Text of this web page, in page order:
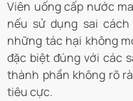
Viên uống cấp nước
nếu sử dụng sai
những tác hại không
đặc biệt đúng với các
thành phần không rõ
tiêu cực.